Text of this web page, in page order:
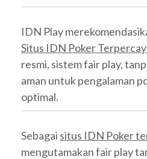
IDN Play
Situs IDN Poker
resmi, sistem fair play,
aman untuk pengalaman
optimal.
Sebagai situs IDN Poker
mengutamakan fair play